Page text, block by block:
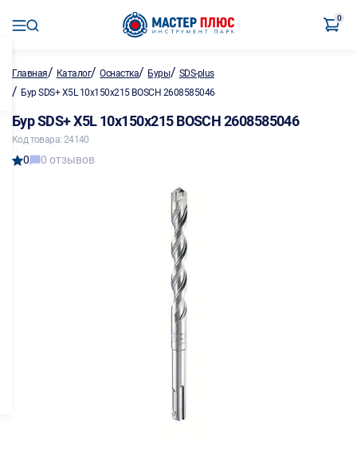
0
Главная/ Каталог/Оснастка/ Буры/ SDS-plus
/ Бур SDS+ X5L 10х150х215 BOSCH 2608585046
Бур SDS+ X5L 10х150х215 BOSCH 2608585046
Код товара: 24140
0 0 отзывов